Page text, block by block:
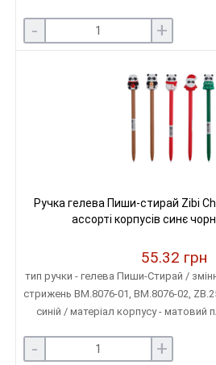
- +
Ручка гелева Пиши-стирай Zibi
ассорті корпусів синє
55.32 грн
тип ручки - гелева Пиши-Стирай /
стрижень ВМ.8076-01, ВМ.8076-02,
синій / матеріал корпусу - матовий
- +